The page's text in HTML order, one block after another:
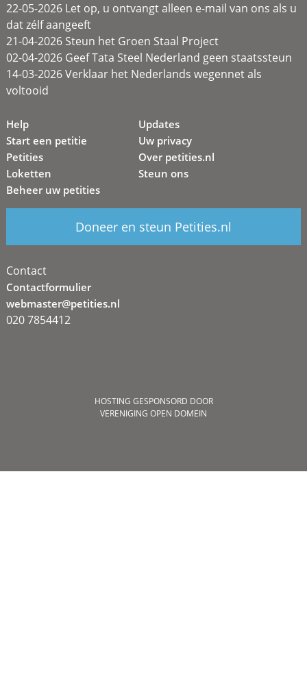
22-05-2026 Let op, u ontvangt alleen e-mail van ons als u
dat zélf aangeeft
21-04-2026 Steun het Groen Staal Project
02-04-2026 Geef Tata Steel Nederland geen staatssteun
14-03-2026 Verklaar het Nederlands wegennet als
voltooid
Help
Start een petitie
Petities
Loketten
Beheer uw petities
Updates
Uw privacy
Over petities.nl
Steun ons
Doneer en steun Petities.nl
Contact
Contactformulier
webmaster@petities.nl
020 7854412
HOSTING GESPONSORD DOOR
VERENIGING OPEN DOMEIN